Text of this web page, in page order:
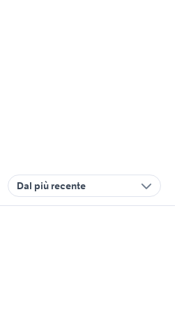
Dal più recente